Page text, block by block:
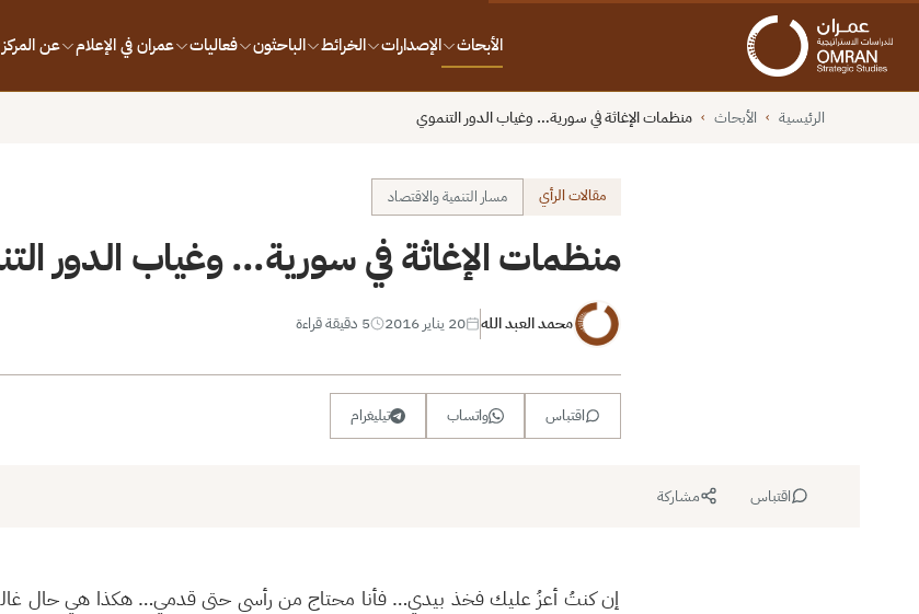
الأبحاث الإصدارات الخرائط الباحثون فعاليات عمران في الإعلام عن المركز
الرئيسية › الأبحاث › منظمات الإغاثة في سورية… وغياب الدور التنموي
مقالات الرأي مسار التنمية والاقتصاد
منظمات الإغاثة في سورية… وغياب الدور
محمد العبد الله 20 يناير 2016 5 دقيقة قراءة
اقتباس واتساب تيليغرام
اقتباس مشاركة
إن كنتُ أعزُ عليك فخذ بيدي… فأنا محتاج من رأسي حتى قدمي… هكذا هي حال